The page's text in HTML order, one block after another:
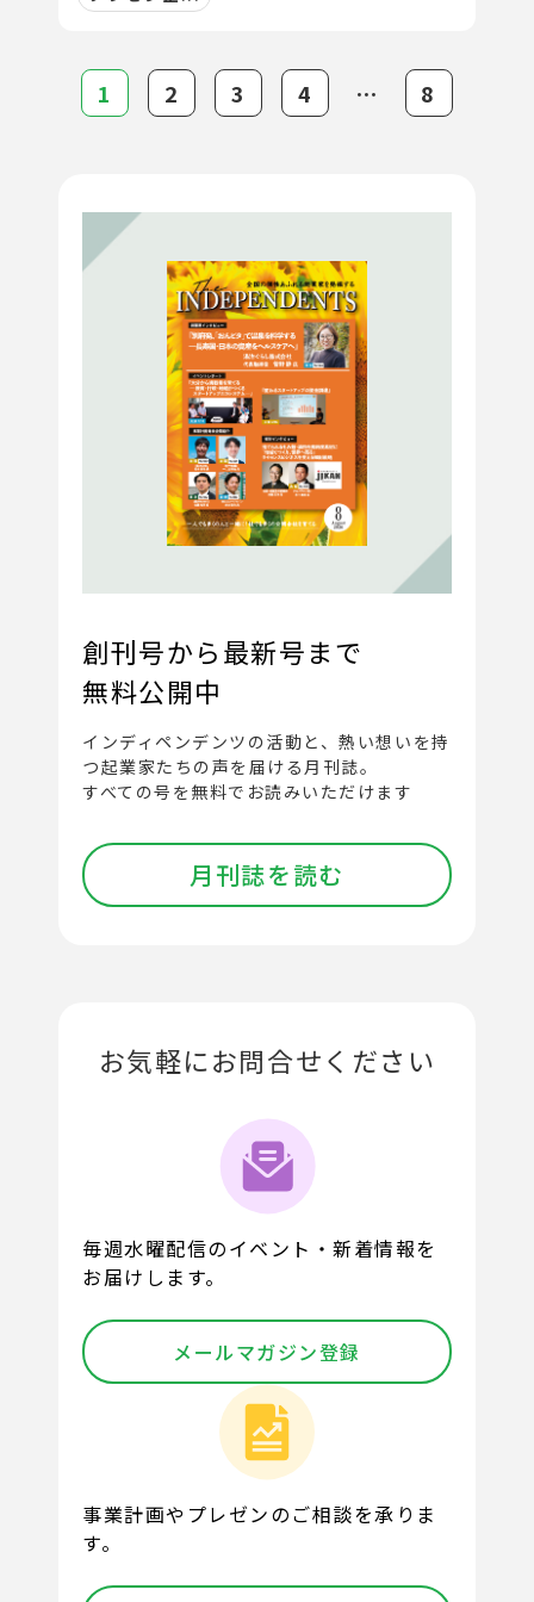
1 2 3 4 ⋯ 8
創刊号から最新号まで
無料公開中
インディペンデンツの活動と、熱い想いを持
つ起業家たちの声を届ける月刊誌。
すべての号を無料でお読みいただけます
月刊誌を読む
お気軽にお問合せください
毎週水曜配信のイベント・新着情報を
お届けします。
メールマガジン登録
事業計画やプレゼンのご相談を承りま
す。